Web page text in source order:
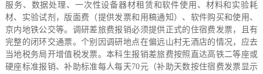
服务、数据处理、一次性设备器材租赁和软件使用、材料和实验耗
材、实验试剂 ， 版面费（提供发票和用稿通知）、软件购买和使用、
京内地铁公交等。调研差旅费报销必须提供正式的住宿费发票，且有
完整的闭环交通票。个别因调研地点在偏远山村无酒店的情况，应去
当地税务局开增值税发票。本科生报销差旅费按照直达高铁二等座或
硬座标准报销、补助标准每人每天70元（补助天数按住宿费发票显示